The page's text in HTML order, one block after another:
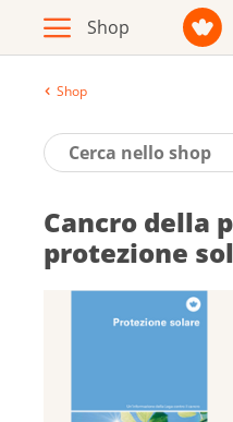
Opuscoli /
Vai al sito della
Shop
Cancro della
protezione